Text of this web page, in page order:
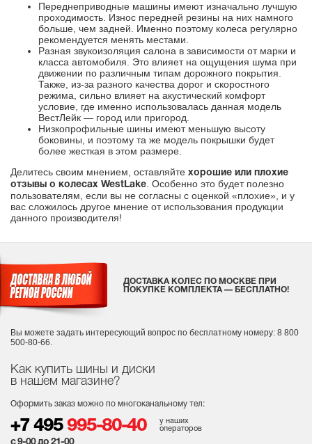
Переднеприводные машины имеют изначально лучшую
проходимость. Износ передней резины на них намного
больше, чем задней. Именно поэтому колеса регулярно
рекомендуется менять местами.
Разная звукоизоляция салона в зависимости от марки и
класса автомобиля. Это влияет на ощущения шума при
движении по различным типам дорожного покрытия.
Также, из-за разного качества дорог и скоростного
режима, сильно влияет на акустический комфорт
условие, где именно использовалась данная модель
ВестЛейк — город или пригород.
Низкопрофильные шины имеют меньшую высоту
боковины, и поэтому та же модель покрышки будет
более жесткая в этом размере.
Делитесь своим мнением, оставляйте хорошие или плохие
отзывы о колесах WestLake. Особенно это будет полезно
пользователям, если вы не согласны с оценкой «плохие», и у
вас сложилось другое мнение от использования продукции
данного производителя!
Как купить шины и диски
в нашем магазине?
Оформить заказ можно по многоканальному тел:
+7 495 995-80-40
у наших
операторов
ДОСТАВКА КОЛЕС ПО МОСКВЕ ПРИ
ПОКУПКЕ КОМПЛЕКТА — БЕСПЛАТНО!
Вы можете задать интересующий вопрос по бесплатному номеру: 8 800
500-80-66.